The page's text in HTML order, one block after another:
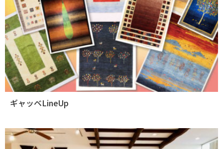
ギャッベLineUp